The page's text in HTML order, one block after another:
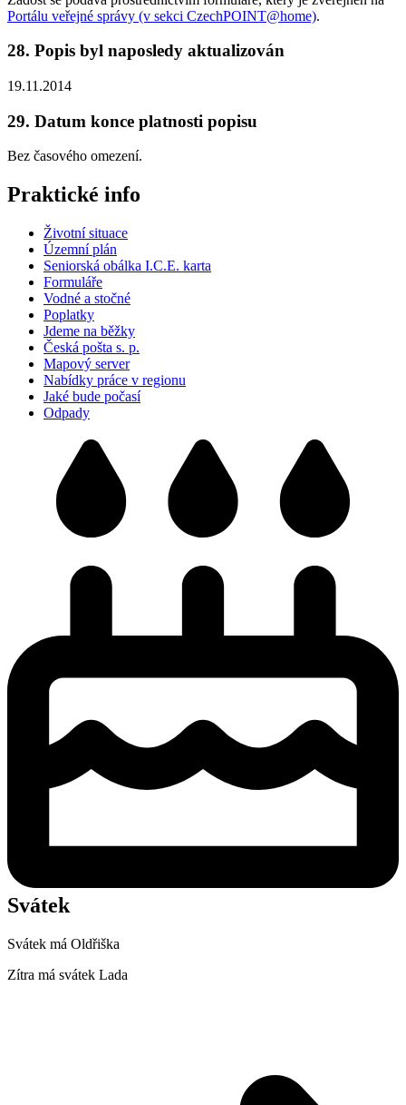
Portálu veřejné správy (v sekci CzechPOINT@home).
28. Popis byl naposledy aktualizován
19.11.2014
29. Datum konce platnosti popisu
Bez časového omezení.
Praktické info
Životní situace
Územní plán
Seniorská obálka I.C.E. karta
Formuláře
Vodné a stočné
Poplatky
Jdeme na běžky
Česká pošta s. p.
Mapový server
Nabídky práce v regionu
Jaké bude počasí
Odpady
Svátek
Svátek má Oldřiška
Zítra má svátek Lada